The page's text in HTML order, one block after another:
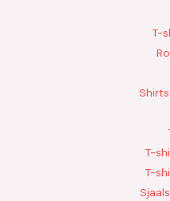
T-
T-
T-